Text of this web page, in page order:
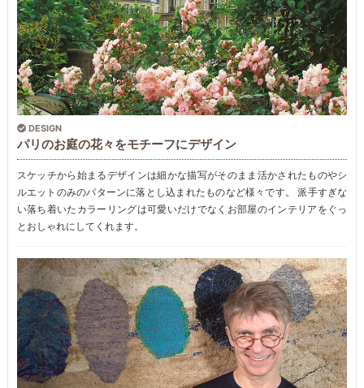
DESIGN
パリのお庭の花々をモチーフにデザイン
スケッチから始まるデザインは細かな描写がそのまま活かされたものやシ
ルエットのみのパターンに落とし込まれたものなど様々です。 派手すぎな
い落ち着いたカラーリングは可愛いだけでなくお部屋のインテリアをぐっ
とおしゃれにしてくれます。